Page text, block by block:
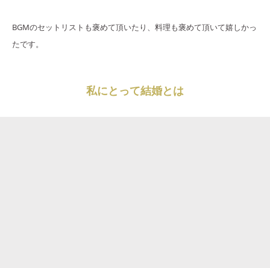
BGMのセットリストも褒めて頂いたり、料理も褒めて頂いて嬉しかっ
たです。
私にとって結婚とは